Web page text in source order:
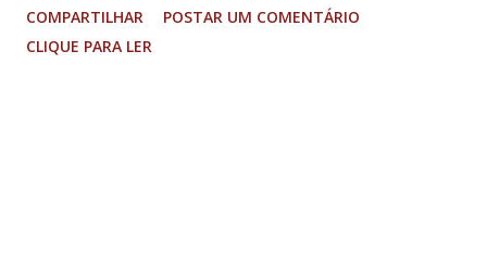
município. A concentração foi na Praça da Glória, que estava
preparada com um palco e contou com diversos shows,
COMPARTILHAR
POSTAR UM COMENTÁRIO
CLIQUE PARA LER